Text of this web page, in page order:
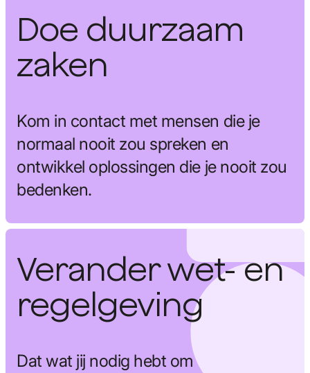
Verander wet- en
regelgeving
Dat wat jij nodig hebt om
Doe duurzaam
zaken
Kom in contact met mensen die je
normaal nooit zou spreken en
ontwikkel oplossingen die je nooit zou
bedenken.